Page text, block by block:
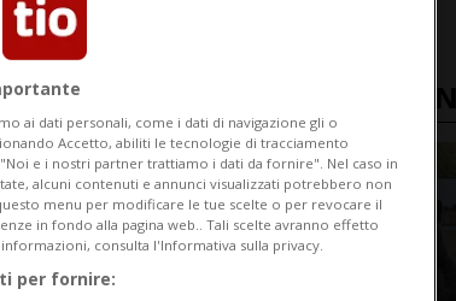
ULTIME
ai dati personali, come i dati di navigazione gli o
Accetto, abiliti le tecnologie di tracciamento
e i nostri partner trattiamo i dati da fornire". Nel caso in
alcuni contenuti e annunci visualizzati potrebbero non
menu per modificare le tue scelte o per revocare il
in fondo alla pagina web.. Tali scelte avranno effetto
consulta l'Informativa sulla privacy.
per fornire: